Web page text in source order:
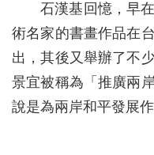
石漢基回憶，早
術名家的書畫作品在
出，其後又舉辦了不
景宜被稱為「推廣兩
說是為兩岸和平發展